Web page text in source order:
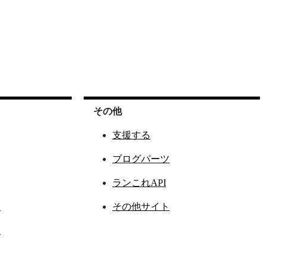
その他
支援する
ブログパーツ
ランこれAPI
その他サイト